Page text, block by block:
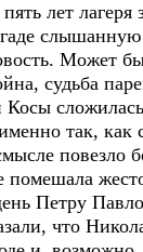
лет лагеря
Может
судьба
Косы
так, как
повезло
помешала
Петру
что